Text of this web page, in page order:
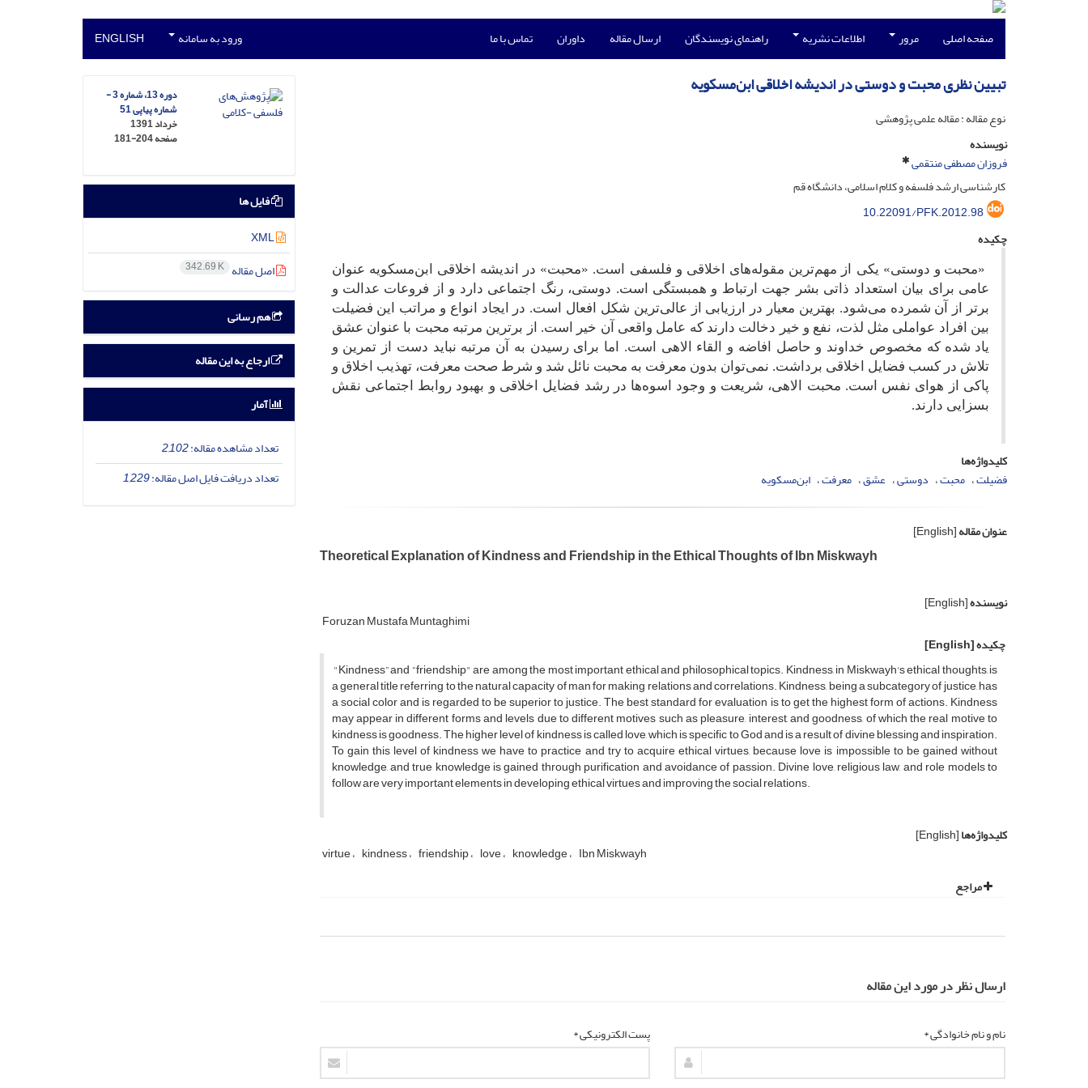
صفحه اصلی مرور اطلاعات نشریه راهنمای نویسندگان ارسال مقاله داوران تماس با ما ورود به سامانه ENGLISH
تبیین نظری محبت و دوستی در اندیشه اخلاقی ابن‌مسکویه
نوع مقاله : مقاله علمی پژوهشی
نویسنده
فروزان مصطفی منتقمی
کارشناسی ارشد فلسفه و کلام اسلامی، دانشگاه قم
10.22091/PFK.2012.98
چکیده
«محبت و دوستی» یکی از مهم‌ترین مقوله‌های اخلاقی و فلسفی است. «محبت» در اندیشه اخلاقی ابن‌مسکویه عنوان
عامی برای بیان استعداد ذاتی بشر جهت ارتباط و همبستگی است. دوستی، رنگ اجتماعی دارد و از فروعات عدالت و
برتر از آن شمرده می‌شود. بهترین معیار در ارزیابی از عالی‌ترین شکل افعال است. در ایجاد انواع و مراتب این فضیلت
بین افراد عواملی مثل لذت، نفع و خیر دخالت دارند که عامل واقعی آن خیر است. از برترین مرتبه محبت با عنوان عشق
یاد شده که مخصوص خداوند و حاصل افاضه و القاء الاهی است. اما برای رسیدن به آن مرتبه نباید دست از تمرین و
تلاش در کسب فضایل اخلاقی برداشت. نمی‌توان بدون معرفت به محبت نائل شد و شرط صحت معرفت، تهذیب اخلاق و
پاکی از هوای نفس است. محبت الاهی، شریعت و وجود اسوه‌ها در رشد فضایل اخلاقی و بهبود روابط اجتماعی نقش
بسزایی دارند.
کلیدواژه‌ها
فضیلت محبت دوستی عشق معرفت ابن‌مسکویه
عنوان مقاله[English]
Theoretical Explanation of Kindness and Friendship in the Ethical Thoughts of Ibn Miskwayh
نویسنده[English]
Foruzan Mustafa Muntaghimi
چکیده[English]
"Kindness” and “friendship" are among the most important ethical and philosophical topics. Kindness, in Miskwayh's ethical thoughts, is
a general title referring to the natural capacity of man for making relations and correlations. Kindness, being a subcategory of justice, has
a social color and is regarded to be superior to justice. The best standard for evaluation is to get the highest form of actions. Kindness
may appear in different forms and levels due to different motives such as pleasure, interest, and goodness, of which the real motive to
kindness is goodness. The higher level of kindness is called love, which is specific to God and is a result of divine blessing and inspiration.
To gain this level of kindness we have to practice and try to acquire ethical virtues, because love is impossible to be gained without
knowledge, and true knowledge is gained through purification and avoidance of passion. Divine love, religious law, and role models to
follow are very important elements in developing ethical virtues and improving the social relations.
کلیدواژه‌ها[English]
virtue kindness friendship love knowledge Ibn Miskwayh
مراجع
ارسال نظر در مورد این مقاله
نام و نام خانوادگی * پست الکترونیکی *
دوره 13، شماره 3 -
شماره پیاپی 51
خرداد 1391
صفحه181-204
فایل ها
XML
اصل مقاله 342.69 K
هم رسانی
ارجاع به این مقاله
آمار
تعداد مشاهده مقاله:2,102
تعداد دریافت فایل اصل مقاله:1,229